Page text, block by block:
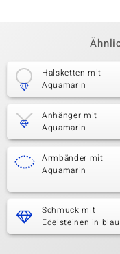
Halsketten mit
Aquamarin
Anhänger mit
Aquamarin
Armbänder mit
Aquamarin
Schmuck mit
Edelsteinen in blau